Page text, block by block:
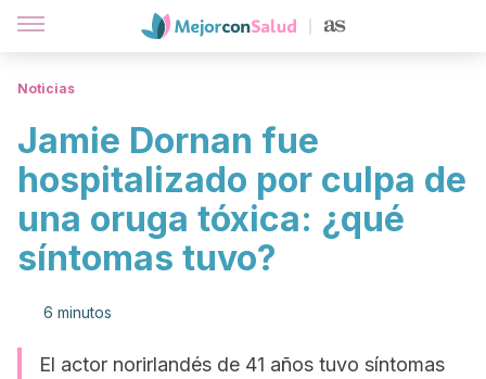
Noticias
Jamie Dornan fue
hospitalizado por culpa de
una oruga tóxica: ¿qué
síntomas tuvo?
6 minutos
El actor norirlandés de 41 años tuvo síntomas